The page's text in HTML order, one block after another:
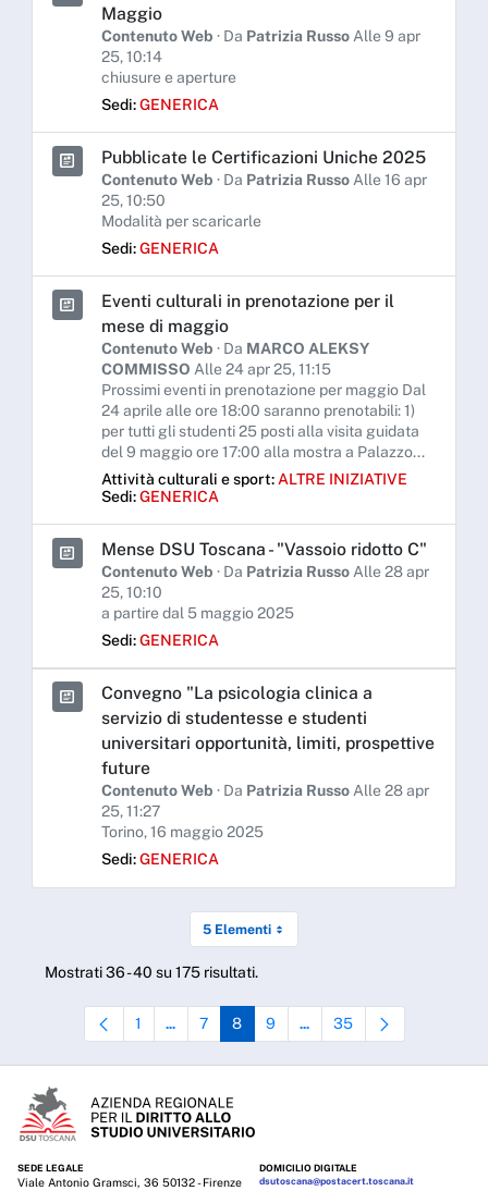
Maggio
Contenuto Web · Da Patrizia Russo Alle 9 apr
25, 10:14
chiusure e aperture
Sedi:GENERICA
Pubblicate le Certificazioni Uniche 2025
Contenuto Web · Da Patrizia Russo Alle 16 apr
25, 10:50
Modalità per scaricarle
Sedi:GENERICA
Eventi culturali in prenotazione per il
mese di maggio
Contenuto Web · Da MARCO ALEKSY
COMMISSO Alle 24 apr 25, 11:15
Prossimi eventi in prenotazione per maggio Dal
24 aprile alle ore 18:00 saranno prenotabili: 1)
per tutti gli studenti 25 posti alla visita guidata
del 9 maggio ore 17:00 alla mostra a Palazzo...
Attività culturali e sport: ALTRE INIZIATIVE
Sedi:GENERICA
Mense DSU Toscana - "Vassoio ridotto C"
Contenuto Web · Da Patrizia Russo Alle 28 apr
25, 10:10
a partire dal 5 maggio 2025
Sedi:GENERICA
Convegno "La psicologia clinica a
servizio di studentesse e studenti
universitari opportunità, limiti, prospettive
future
Contenuto Web · Da Patrizia Russo Alle 28 apr
25, 11:27
Torino, 16 maggio 2025
Sedi:GENERICA
5 Elementi
Mostrati 36 - 40 su 175 risultati.
Pagina
1 ...Pagine intermedie Use TAB to navigate.
Pagina
7 Pagina
8 Pagina
9 ...Pagine intermedie Use TAB
Pagina
35
SEDE LEGALE
Viale Antonio Gramsci, 36 50132 - Firenze
DOMICILIO DIGITALE
dsutoscana@postacert.toscana.it